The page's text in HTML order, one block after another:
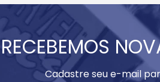
RECEBEMOS
Cadastre seu e-mail